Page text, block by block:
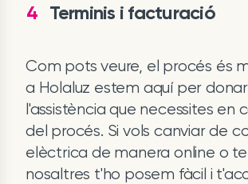
4 Terminis i facturació
Com pots veure, el procés és
a Holaluz estem aquí per
l'assistència que necessites en
del procés. Si vols canviar de
elèctrica de manera online o
nosaltres t'ho posem fàcil i